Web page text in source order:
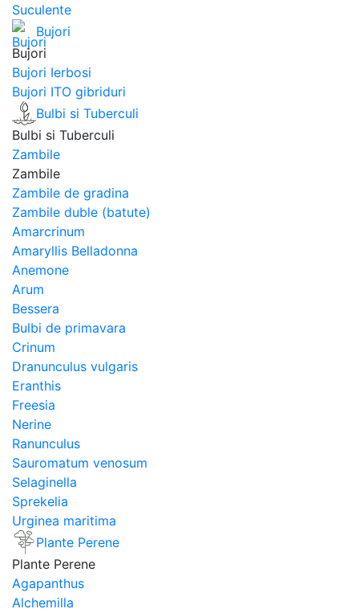
Suculente
Bujori
Bujori
Bujori Ierbosi
Bujori ITO gibriduri
Bulbi si Tuberculi
Bulbi si Tuberculi
Zambile
Zambile
Zambile de gradina
Zambile duble (batute)
Amarcrinum
Amaryllis Belladonna
Anemone
Arum
Bessera
Bulbi de primavara
Crinum
Dranunculus vulgaris
Eranthis
Freesiа
Nerine
Ranunculus
Sauromatum venosum
Selaginella
Sprekelia
Urginea maritima
Plante Perene
Plante Perene
Agapanthus
Alchemilla